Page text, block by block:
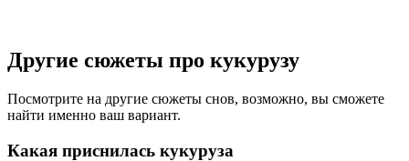
Другие сюжеты про кукурузу
Посмотрите на другие сюжеты снов, возможно, вы сможете
найти именно ваш вариант.
Какая приснилась кукуруза